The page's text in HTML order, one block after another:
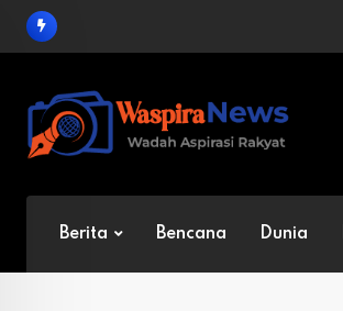
Skip
Berita Bencana Dunia